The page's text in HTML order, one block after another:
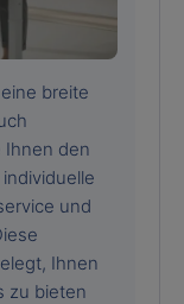
breite
Ihnen den
und
Ihnen
zu bieten